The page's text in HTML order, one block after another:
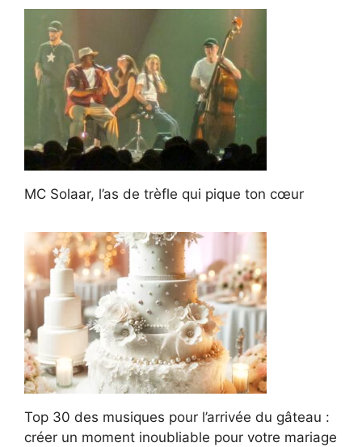
MC Solaar, l’as de trèfle qui pique ton cœur
Top 30 des musiques pour l’arrivée du gâteau :
créer un moment inoubliable pour votre mariage